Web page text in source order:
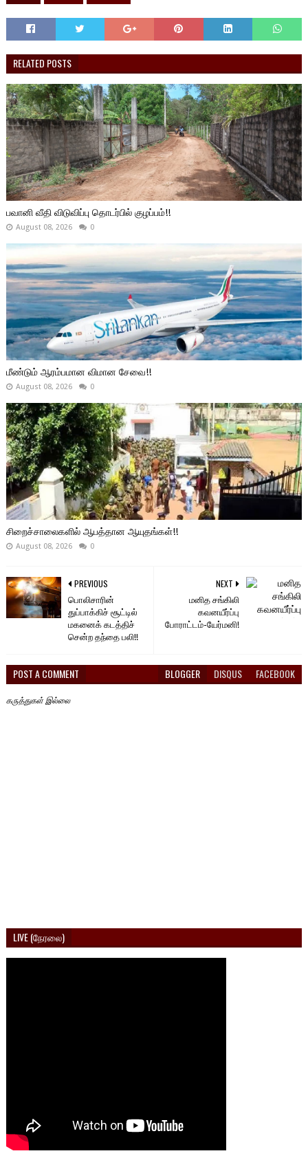
RELATED POSTS
பவானி வீதி விடுவிப்பு தொடர்பில் குழப்பம்!!
August 08, 2026 0
மீண்டும் ஆரம்பமான விமான சேவை!!
August 08, 2026 0
சிறைச்சாலைகளில் ஆபத்தான ஆயுதங்கள்!!
August 08, 2026 0
NEXT
மனித சங்கிலி
கவனயீர்ப்பு
போராட்டம்-யேர்மனி!
PREVIOUS
பொலிசாரின்
துப்பாக்கிச் சூட்டில்
மகனைக் கடத்திச்
சென்ற தந்தை பலி!!
POST A COMMENT BLOGGER DISQUS FACEBOOK
கருத்துகள் இல்லை
LIVE (நேரலை)